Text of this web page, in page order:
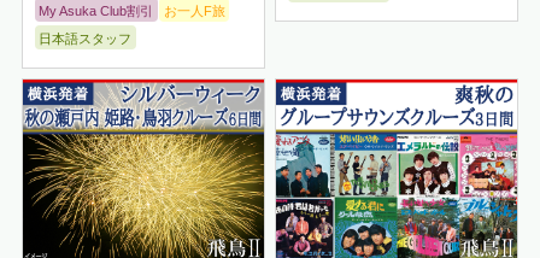
My Asuka Club割引
お一人F旅
日本語スタッフ
詳細はこちら